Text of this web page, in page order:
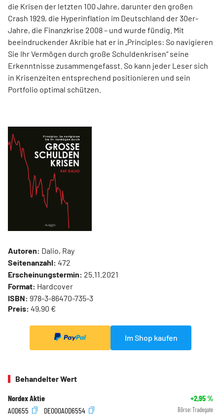
die Krisen der letzten 100 Jahre, darunter den großen
Crash 1929, die Hyperinflation im Deutschland der 30er-
Jahre, die Finanzkrise 2008 – und wurde fündig. Mit
beeindruckender Akribie hat er in „Principles: So navigieren
Sie Ihr Vermögen durch große Schuldenkrisen“ seine
Erkenntnisse zusammengefasst. So kann jeder Leser sich
in Krisenzeiten entsprechend positionieren und sein
Portfolio optimal schützen.
Autoren: Dalio, Ray
Seitenanzahl: 472
Erscheinungstermin: 25.11.2021
Format: Hardcover
ISBN: 978-3-86470-735-3
Preis: 49,90 €
Im Shop kaufen
Behandelter Wert
Nordex Aktie +2,95%
A0D655
DE000A0D6554 Börse: Tradegate